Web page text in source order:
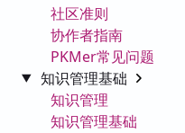
社区准则
协作者指南
PKMer常见问题
知识管理基础
知识管理
知识管理基础